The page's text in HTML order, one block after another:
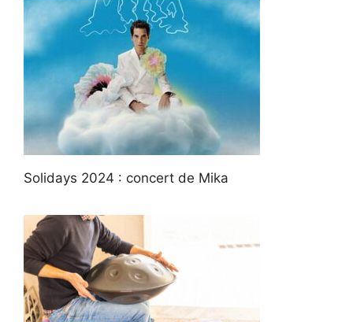
Solidays 2024 : concert de Mika